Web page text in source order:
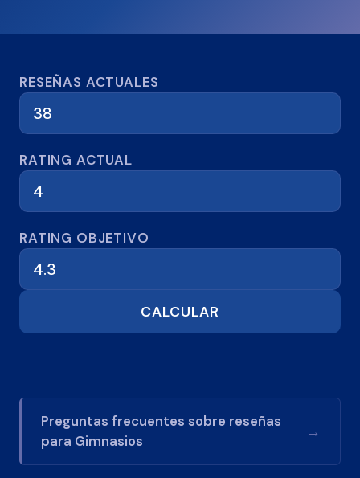
Calculadora de reseñas
RESEÑAS ACTUALES
RATING ACTUAL
RATING OBJETIVO
CALCULAR
Preguntas frecuentes sobre reseñas
para Gimnasios
→